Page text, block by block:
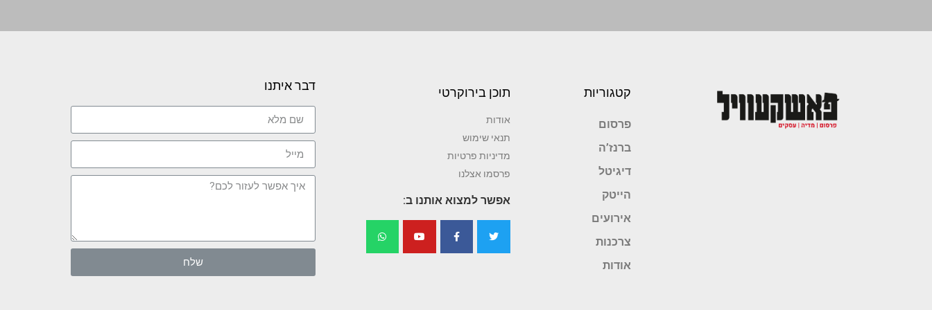
קטגוריות
פרסום
ברנז’ה
דיגיטל
הייטק
אירועים
צרכנות
אודות
תוכן בירוקרטי
אודות
תנאי שימוש
מדיניות פרטיות
פרסמו אצלנו
אפשר למצוא אותנו ב:
דבר איתנו
שלח